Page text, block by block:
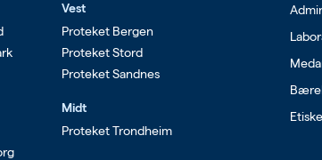
Vest
Proteket Bergen
Proteket Stord
Proteket Sandnes
Midt
Proteket Trondheim